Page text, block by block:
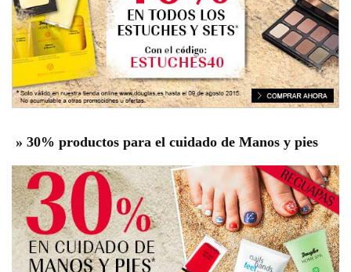
» 30% productos para el cuidado de Manos y pies